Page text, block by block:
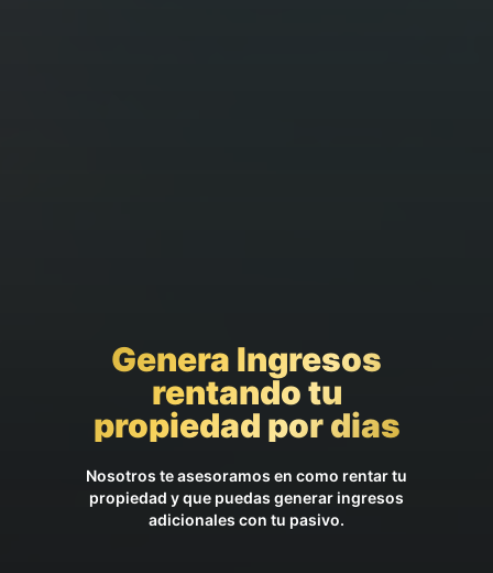
Genera Ingresos
rentando tu
propiedad por dias
Nosotros te asesoramos en como rentar tu
propiedad y que puedas generar ingresos
adicionales con tu pasivo.